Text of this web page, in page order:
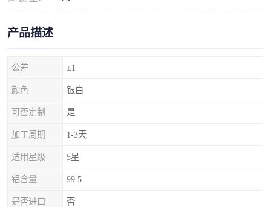
产品描述
公差 ±1
颜色 银白
可否定制 是
加工周期 1-3天
适用星级 5星
铝含量 99.5
是否进口 否